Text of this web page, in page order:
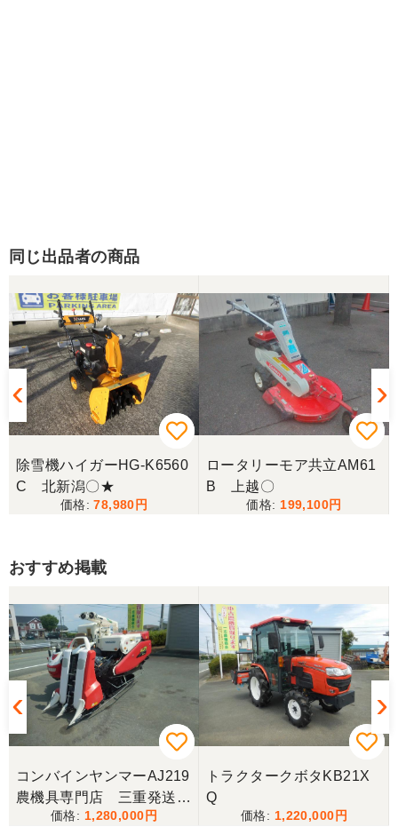
同じ出品者の商品
除雪機ハイガーHG-K6560
C 北新潟〇★
78,980
ロータリーモア共立AM61
B 上越〇
199,100
おすすめ掲載
コンバインヤンマーAJ219
農機具専門店 三重発送整
備済み
1,280,000
トラクタークボタKB21X
Q
1,220,000